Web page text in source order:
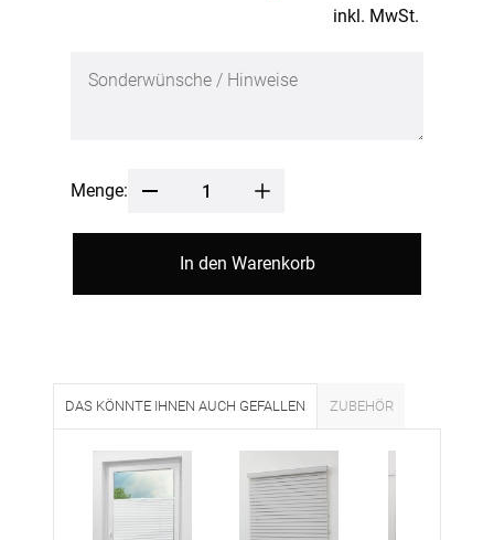
inkl. MwSt.
Menge:
In den Warenkorb
DAS KÖNNTE IHNEN AUCH GEFALLEN ZUBEHÖR